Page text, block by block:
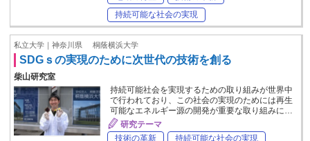
持続可能な社会の実現
私立大学｜神奈川県 桐蔭横浜大学
SDGｓの実現のために次世代の技術を創る
柴山研究室
持続可能社会を実現するための取り組みが世界中
で行われており、この社会の実現のためには再生
可能なエネルギー源の開発が重要な取り組みに…
研究テーマ
技術の革新
持続可能な社会の実現